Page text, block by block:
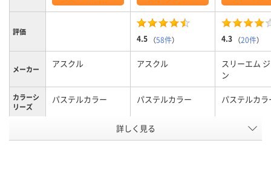
評価
4.5 （58件） 4.3 （20件）
メーカー アスクル アスクル
スリーエム
ン
カラーシ
リーズ
パステルカラー パステルカラー パステルカラ
ループ
マルチカラ
セット
詳しく見る